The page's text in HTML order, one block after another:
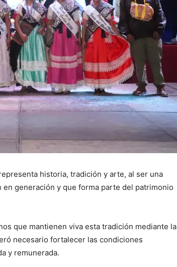
historia, tradición y arte, al ser una
generación y que forma parte del patrimonio
que mantienen viva esta tradición mediante la
necesario fortalecer las condiciones
y remunerada.